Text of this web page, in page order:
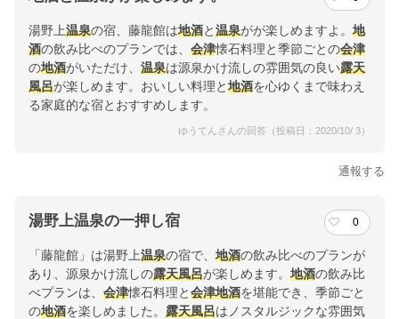
湯野上温泉の宿、藤龍館は地酒と温泉がが楽しめますよ。 地
酒の飲み比べのプランでは、 会津懐石料理と季節ごとの会津
の地酒がいただけ、 温泉は源泉かけ流しの雰囲気の良い露天
風呂が楽しめます。おいしい料理と地酒を心ゆくまで味わえ
る家庭的な宿とおすすめします。
ゆうてんさんの回答（投稿日：2020/10/ 3）
通報する
湯野上温泉の一押し宿 0
「藤龍館」は湯野上温泉の宿で、 地酒の飲み比べのプランが
あり、源泉かけ流しの露天風呂が楽しめます。 地酒の飲み比
べプランは、 会津懐石料理と会津地酒を堪能でき、季節ごと
の地酒を楽しめました。 露天風呂はノスタルジックな雰囲気